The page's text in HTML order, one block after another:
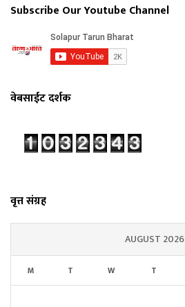
Subscribe Our Youtube Channel
वेबसाईट दर्शक
वृत्त संग्रह
AUGUST 2026
M T W T